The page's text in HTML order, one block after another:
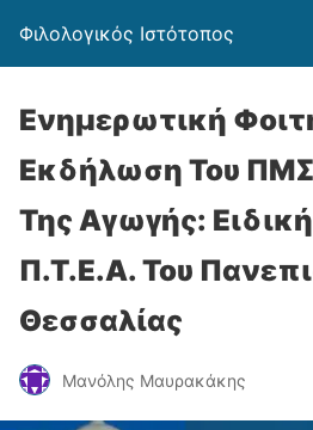
Φιλολογικός Ιστότοπος
Ενημερωτική
Εκδήλωση Του
Της Αγωγής:
Π.Τ.Ε.Α. Του
Θεσσαλίας
Μανόλης Μαυρακάκης